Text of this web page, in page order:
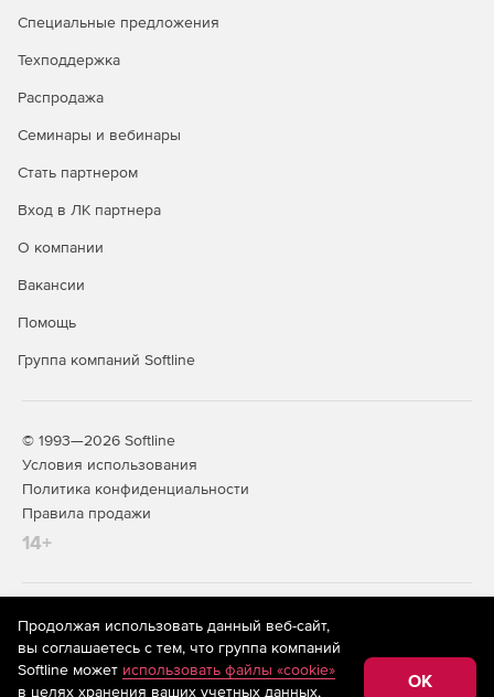
Специальные предложения
Техподдержка
Распродажа
Семинары и вебинары
Стать партнером
Вход в ЛК партнера
О компании
Вакансии
Помощь
Группа компаний Softline
© 1993—2026 Softline
Условия использования
Политика конфиденциальности
Правила продажи
14+
На информационном ресурсе store.softline.ru применяются
рекомендательные технологии
(информационные технологии
предоставления информации на основе сбора,
систематизации и анализа сведений, относящихся к
предпочтениям пользователей сети «Интернет»,
Продолжая использовать данный веб-сайт,
вы соглашаетесь с тем, что группа компаний
Softline может использовать файлы «cookie»
в целях хранения ваших учетных данных,
OK